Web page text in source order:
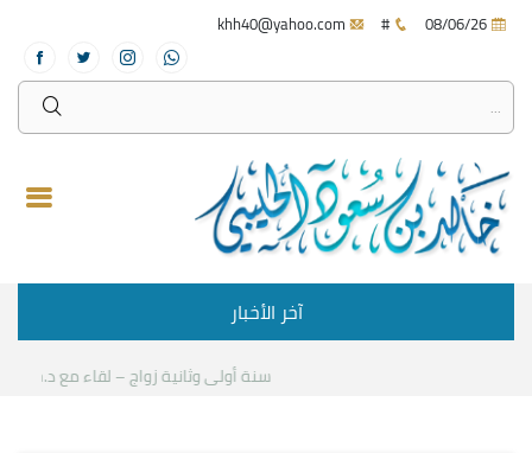
#
آخر الأخبار
سنة أولى وثانية زواج – لقاء مع د.خالد